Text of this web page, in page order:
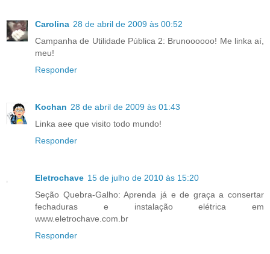
Carolina 28 de abril de 2009 às 00:52
Campanha de Utilidade Pública 2: Brunoooooo! Me linka aí,
meu!
Responder
Kochan 28 de abril de 2009 às 01:43
Linka aee que visito todo mundo!
Responder
Eletrochave 15 de julho de 2010 às 15:20
Seção Quebra-Galho: Aprenda já e de graça a consertar
fechaduras e instalação elétrica em
www.eletrochave.com.br
Responder